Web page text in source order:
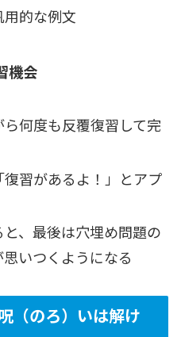
的な例文
機会
何度も反覆復習して完
習があるよ！」とアプ
、最後は穴埋め問題の
いつくようになる
（のろ）いは解け